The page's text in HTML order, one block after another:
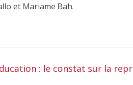
et Mariame Bah.
: le constat sur la